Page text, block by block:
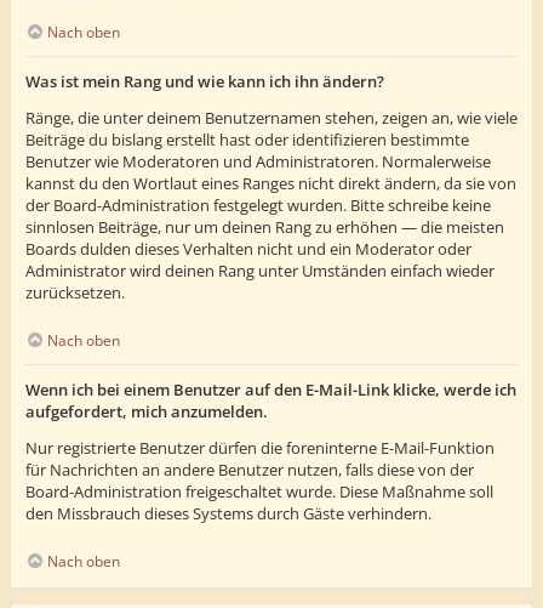
Nach oben
Was ist mein Rang und wie kann ich ihn ändern?
Ränge, die unter deinem Benutzernamen stehen, zeigen an, wie viele
Beiträge du bislang erstellt hast oder identifizieren bestimmte
Benutzer wie Moderatoren und Administratoren. Normalerweise
kannst du den Wortlaut eines Ranges nicht direkt ändern, da sie von
der Board-Administration festgelegt wurden. Bitte schreibe keine
sinnlosen Beiträge, nur um deinen Rang zu erhöhen — die meisten
Boards dulden dieses Verhalten nicht und ein Moderator oder
Administrator wird deinen Rang unter Umständen einfach wieder
zurücksetzen.
Nach oben
Wenn ich bei einem Benutzer auf den E-Mail-Link klicke, werde ich
aufgefordert, mich anzumelden.
Nur registrierte Benutzer dürfen die foreninterne E-Mail-Funktion
für Nachrichten an andere Benutzer nutzen, falls diese von der
Board-Administration freigeschaltet wurde. Diese Maßnahme soll
den Missbrauch dieses Systems durch Gäste verhindern.
Nach oben